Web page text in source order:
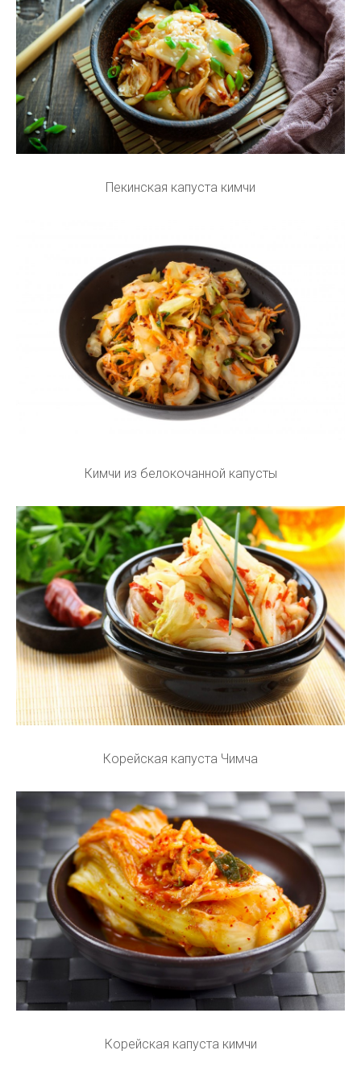
Пекинская капуста кимчи
Кимчи из белокочанной капусты
Корейская капуста Чимча
Корейская капуста кимчи